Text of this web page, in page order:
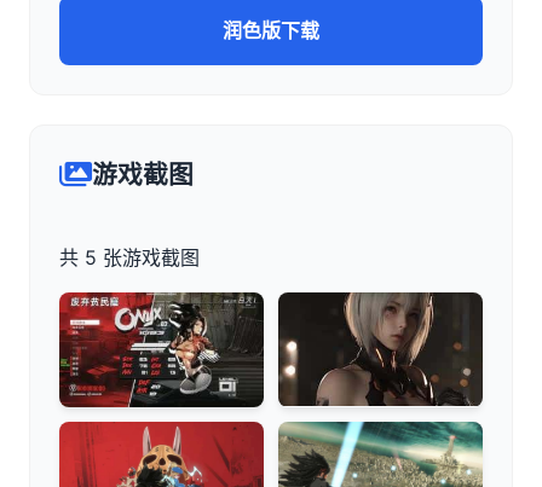
润色版下载
游戏截图
共 5 张游戏截图